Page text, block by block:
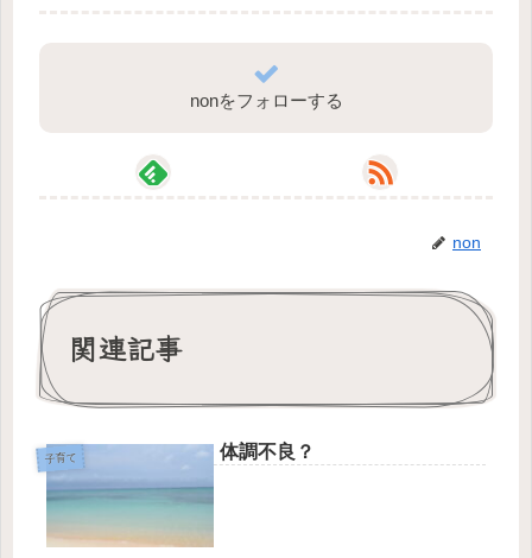
nonをフォローする
non
関連記事
子育て 体調不良？